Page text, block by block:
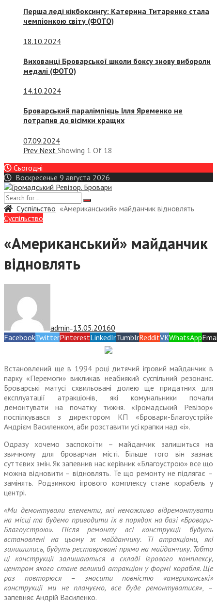
Перша леді кікбоксингу: Катерина Титаренко стала
чемпіонкою світу (ФОТО)
18.10.2024
Вихованці Броварської школи боксу знову вибороли
медалі (ФОТО)
14.10.2024
Броварський паралімпієць Ілля Яременко не
потрапив до вісімки кращих
07.09.2024
Prev Next Showing 1 Of 18
Сьогодні
Воскресенье 9 августа 2026
Суспiльство «Американський» майданчик відновлять
Суспiльство
«Американський» майданчик
відновлять
admin — 13.05.20160
FacebookTwitterPinterestLinkedInTumblrRedditVKWhatsApp
Встановлений ще в 1994 році дитячий ігровий майданчик в
парку «Перемоги» викликав неабиякий суспільний резонанс.
Броварські матусі схвильовані долею ще придатних для
експлуатації атракціонів, які комунальники почали
демонтувати на початку тижня. «Громадський Ревізор»
поспілкувався з директором КП «Бровари-Благоустрій»
Андрієм Василенком, аби розставити усі крапки над «і».
Одразу хочемо заспокоїти – майданчик залишиться на
звичному для броварчан місті. Більше того він зазнає
суттєвих змін. Як запевнив нас керівник «Благоустрою» все що
можна відновити – відновлять. Те що ремонту не підлягає –
замінять. Родзинкою ігрового комплексу стане корабель у
центрі.
«Ми демонтували елементи, які неможливо відремонтувати
на місці та будемо приводити їх в порядок на базі «Бровари-
Благоустрою». Після ремонту всі конструкції будуть
встановлені на цьому ж майданчику. Ті атракціони, які
залишились, будуть реставровані прямо на майданчику. Тобто
ці конструкції залишаються в складі ігрового комплексу,
центром якого стане великий атракціон у формі корабля. Ще
раз повторюся – зносити повністю «американські»
конструкції ми не плануємо, все буде ремонтуватися», –
запевняє Андрій Василенко.